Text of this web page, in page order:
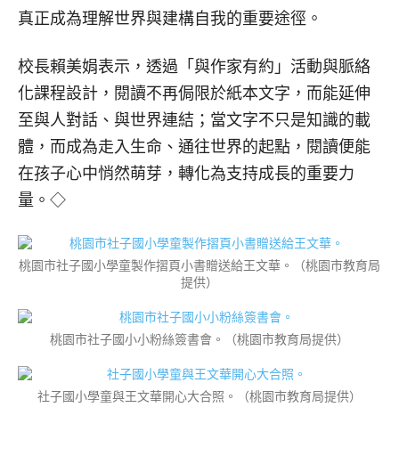
真正成為理解世界與建構自我的重要途徑。
校長賴美娟表示，透過「與作家有約」活動與脈絡
化課程設計，閱讀不再侷限於紙本文字，而能延伸
至與人對話、與世界連結；當文字不只是知識的載
體，而成為走入生命、通往世界的起點，閱讀便能
在孩子心中悄然萌芽，轉化為支持成長的重要力
量。◇
桃園市社子國小學童製作摺頁小書贈送給王文華。（桃園市教育局
提供）
桃園市社子國小小粉絲簽書會。（桃園市教育局提供）
社子國小學童與王文華開心大合照。（桃園市教育局提供）